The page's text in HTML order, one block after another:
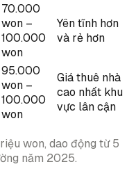
70.000
won –
100.000
won
Yên tĩnh hơn
và rẻ hơn
95.000
won –
100.000
won
Giá thuê nhà
cao nhất khu
vực lân cận
won, dao động từ 5
năm 2025.